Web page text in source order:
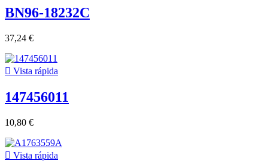
BN96-18232C
37,24 €
 Vista rápida
147456011
10,80 €
 Vista rápida